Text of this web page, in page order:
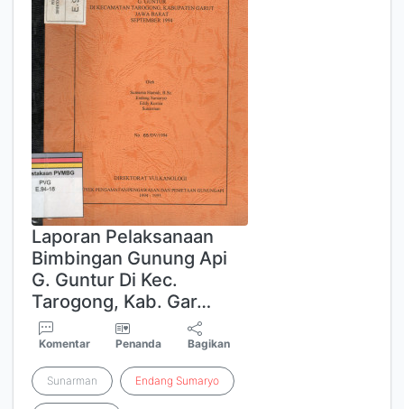
Laporan Pelaksanaan
Bimbingan Gunung Api
G. Guntur Di Kec.
Tarogong, Kab. Gar…
Komentar Penanda Bagikan
Sunarman Endang Sumaryo